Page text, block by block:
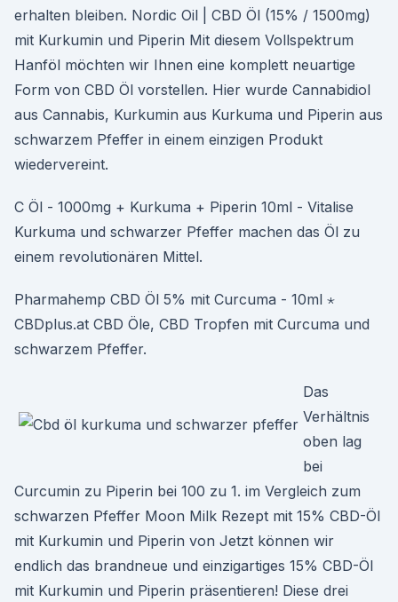
erhalten bleiben. Nordic Oil | CBD Öl (15% / 1500mg)
mit Kurkumin und Piperin Mit diesem Vollspektrum
Hanföl möchten wir Ihnen eine komplett neuartige
Form von CBD Öl vorstellen. Hier wurde Cannabidiol
aus Cannabis, Kurkumin aus Kurkuma und Piperin aus
schwarzem Pfeffer in einem einzigen Produkt
wiedervereint.
C Öl - 1000mg + Kurkuma + Piperin 10ml - Vitalise
Kurkuma und schwarzer Pfeffer machen das Öl zu
einem revolutionären Mittel.
Pharmahemp CBD Öl 5% mit Curcuma - 10ml ⋆
CBDplus.at CBD Öle, CBD Tropfen mit Curcuma und
schwarzem Pfeffer.
Das
Verhältnis
oben lag
bei
Curcumin zu Piperin bei 100 zu 1. im Vergleich zum
schwarzen Pfeffer Moon Milk Rezept mit 15% CBD-Öl
mit Kurkumin und Piperin von Jetzt können wir
endlich das brandneue und einzigartiges 15% CBD-Öl
mit Kurkumin und Piperin präsentieren! Diese drei